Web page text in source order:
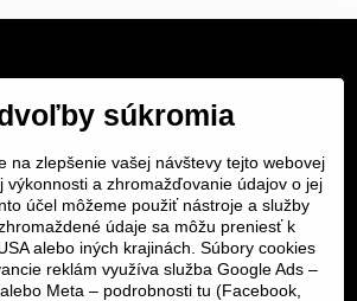
súkromia
na zlepšenie vašej návštevy tejto webovej
výkonnosti a zhromažďovanie údajov o jej
účel môžeme použiť nástroje a služby
údaje sa môžu preniesť k
alebo iných krajinách. Súbory cookies
reklám využíva služba Google Ads –
alebo Meta – podrobnosti tu (Facebook,